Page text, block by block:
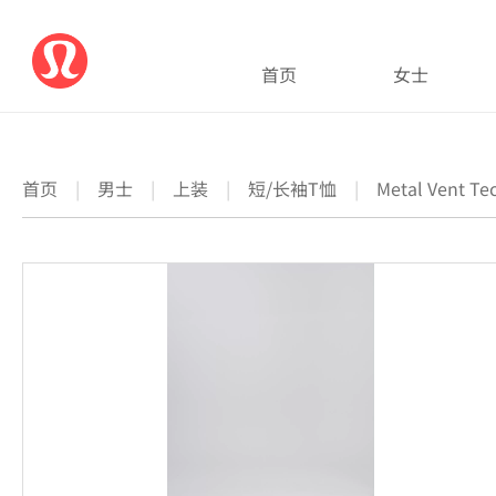
首页 女士
首页 | 男士 | 上装 | 短/长袖T恤 | Metal Vent